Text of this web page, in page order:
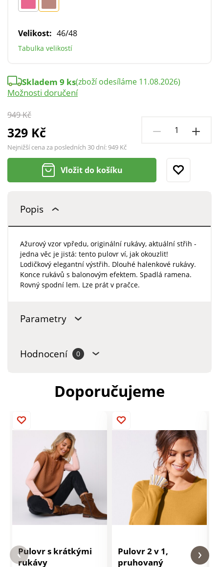
Velikost: 46/48
Tabulka velikostí
949 Kč
329 Kč
Nejnižší cena za posledních 30 dní:949 Kč
Skladem 9 ks(zboží odesíláme 11.08.2026)
Možnosti doručení
Vložit do košíku
Popis
Ažurový vzor vpředu, originální rukávy, aktuální střih -
jedna věc je jistá: tento pulovr ví, jak okouzlit!
Lodičkový elegantní výstřih. Dlouhé halenkové rukávy.
Konce rukávů s balonovým efektem. Spadlá ramena.
Rovný spodní lem. Lze prát v pračce.
Parametry
Hodnocení 0
Doporučujeme
Pulovr s krátkými
rukávy
Pulovr 2 v 1,
pruhovaný